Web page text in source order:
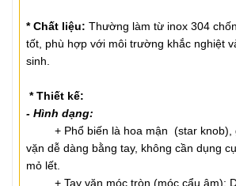
* Chất liệu: Thường làm từ inox 304
tốt, phù hợp với môi trường khắc nghiệt
sinh.
* Thiết kế:
- Hình dạng:
+ Phổ biến là hoa mận (star knob),
vặn dễ dàng bằng tay, không cần dụng
mỏ lết.
+ Tay vặn móc tròn (móc cẩu âm):